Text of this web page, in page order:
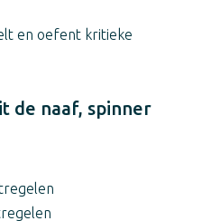
en oefent kritieke
de naaf, spinner